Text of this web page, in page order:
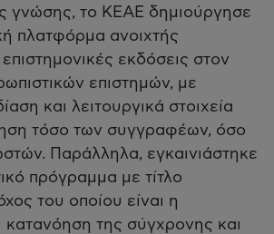
γνώσης, το ΚΕΑΕ δημιούργησε
πλατφόρμα ανοιχτής
εκδόσεις στον
επιστημών, με
και λειτουργικά στοιχεία
τόσο των συγγραφέων, όσο
Παράλληλα, εγκαινιάστηκε
πρόγραμμα με τίτλο
του οποίου είναι η
κατανόηση της σύγχρονης και